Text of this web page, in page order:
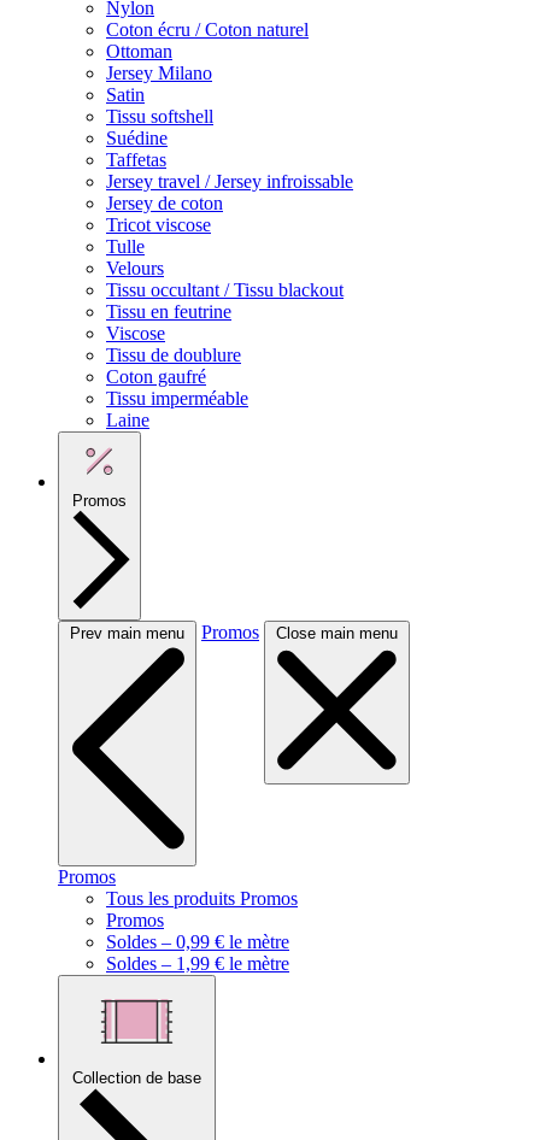
Nylon
Coton écru / Coton naturel
Ottoman
Jersey Milano
Satin
Tissu softshell
Suédine
Taffetas
Jersey travel / Jersey infroissable
Jersey de coton
Tricot viscose
Tulle
Velours
Tissu occultant / Tissu blackout
Tissu en feutrine
Viscose
Tissu de doublure
Coton gaufré
Tissu imperméable
Laine
Promos
Prev main menu Promos Close main menu
Promos
Tous les produits Promos
Promos
Soldes – 0,99 € le mètre
Soldes – 1,99 € le mètre
Collection de base